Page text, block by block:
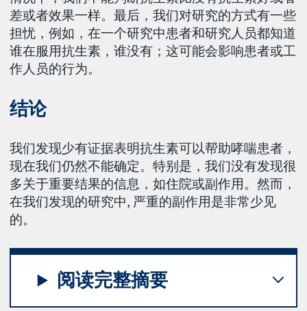
差或者效果一样。最后，我们对研究的方式有一些
担忧，例如，在一个研究中患者和研究人员都知道
谁在服用抗生素，谁没有；这可能会影响患者或工
作人员的行为。
结论
我们发现少有证据表明抗生素可以帮助哮喘患者，
现在我们仍然不能确定。特别是，我们没有发现很
多关于重要结果的信息，如住院或副作用。然而，
在我们发现的研究中, 严重的副作用是非常少见
的。
阅读完整摘要